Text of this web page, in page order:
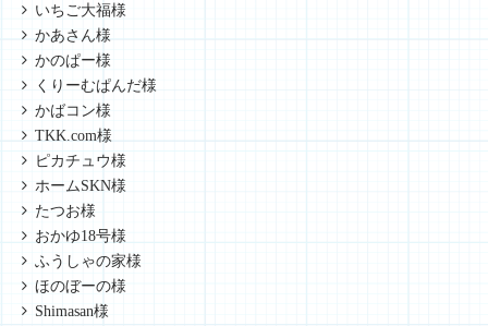
いちご大福様
かあさん様
かのぱー様
くりーむぱんだ様
かばコン様
TKK.com様
ピカチュウ様
ホームSKN様
たつお様
おかゆ18号様
ふうしゃの家様
ほのぼーの様
Shimasan様